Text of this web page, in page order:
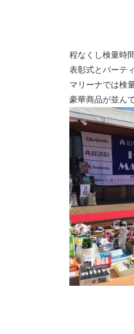
程なくし検量時
表彰式とパーテ
マリーナでは検
豪華商品が並ん